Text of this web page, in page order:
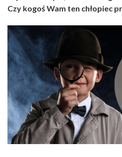
Czy kogoś Wam ten chłopiec